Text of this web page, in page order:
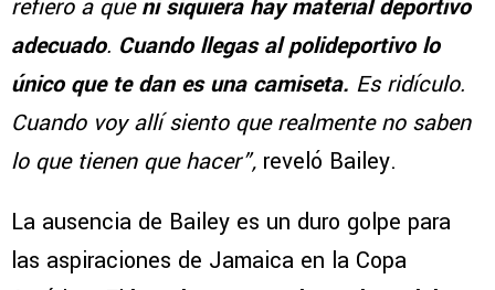
refiero a queni siquiera hay material deportivo
adecuado. Cuando llegas al polideportivo lo
único que te dan es una camiseta. Es ridículo.
Cuando voy allí siento que realmente no saben
lo que tienen que hacer”, reveló Bailey.
La ausencia de Bailey es un duro golpe para
las aspiraciones de Jamaica en la Copa